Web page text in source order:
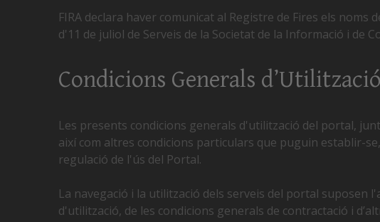
FIRA declara haver comunicat al Registre de Fires els
d'11 de juliol de Serveis de la Societat de la Informació i de
Condicions Generals
Les presents condicions generals d'utilització del portal,
així com altres condicions particulars que puguin establir-
regulació de l'ús del Portal.
La navegació i la utilització dels serveis del portal suposen
d'utilització, de les condicions generals de contractació i